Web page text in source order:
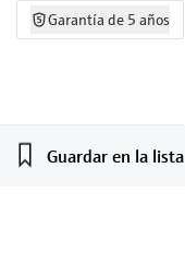
Garantía de 5 años
Guardar en la lista